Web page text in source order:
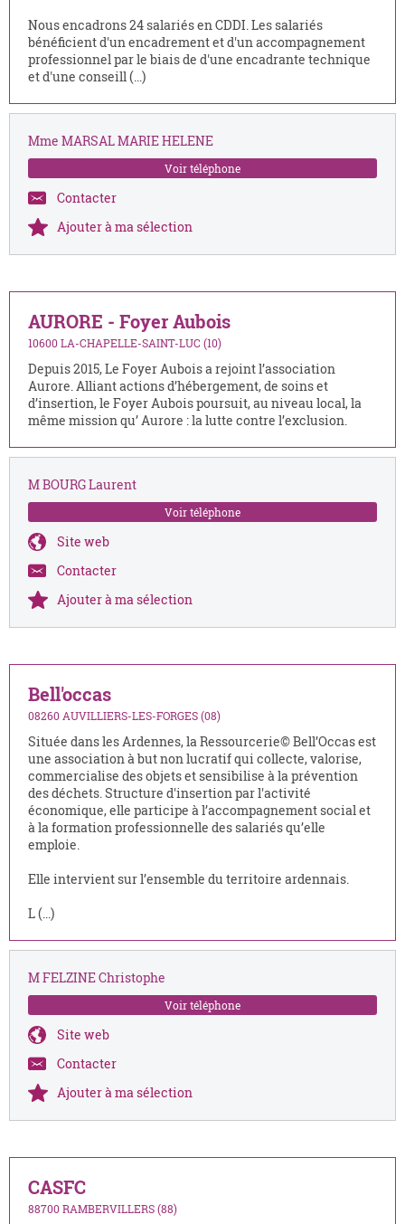
Nous encadrons 24 salariés en CDDI. Les salariés
bénéficient d'un encadrement et d'un accompagnement
professionnel par le biais de d'une encadrante technique
et d'une conseill (...)
Mme MARSAL MARIE HELENE
Voir téléphone
Contacter
Ajouter à ma sélection
AURORE - Foyer Aubois
10600 LA-CHAPELLE-SAINT-LUC (10)
Depuis 2015, Le Foyer Aubois a rejoint l’association
Aurore. Alliant actions d’hébergement, de soins et
d’insertion, le Foyer Aubois poursuit, au niveau local, la
même mission qu’ Aurore : la lutte contre l’exclusion.
M BOURG Laurent
Voir téléphone
Site web
Contacter
Ajouter à ma sélection
Bell'occas
08260 AUVILLIERS-LES-FORGES (08)
Située dans les Ardennes, la Ressourcerie© Bell’Occas est
une association à but non lucratif qui collecte, valorise,
commercialise des objets et sensibilise à la prévention
des déchets. Structure d'insertion par l'activité
économique, elle participe à l’accompagnement social et
à la formation professionnelle des salariés qu’elle
emploie.
Elle intervient sur l’ensemble du territoire ardennais.
L (...)
M FELZINE Christophe
Voir téléphone
Site web
Contacter
Ajouter à ma sélection
CASFC
88700 RAMBERVILLERS (88)